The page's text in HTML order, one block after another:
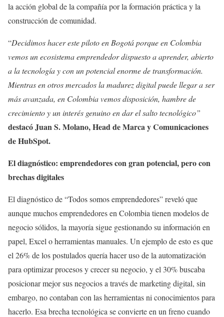
la acción global de la compañía por la formación práctica y la
construcción de comunidad.
“Decidimos hacer este piloto en Bogotá porque en Colombia
vemos un ecosistema emprendedor dispuesto a aprender, abierto
a la tecnología y con un potencial enorme de transformación.
Mientras en otros mercados la madurez digital puede llegar a ser
más avanzada, en Colombia vemos disposición, hambre de
crecimiento y un interés genuino en dar el salto tecnológico”
destacó Juan S. Molano, Head de Marca y Comunicaciones
de HubSpot.
El diagnóstico: emprendedores con gran potencial, pero con
brechas digitales
El diagnóstico de “Todos somos emprendedores” reveló que
aunque muchos emprendedores en Colombia tienen modelos de
negocio sólidos, la mayoría sigue gestionando su información en
papel, Excel o herramientas manuales. Un ejemplo de esto es que
el 26% de los postulados quería hacer uso de la automatización
para optimizar procesos y crecer su negocio, y el 30% buscaba
posicionar mejor sus negocios a través de marketing digital, sin
embargo, no contaban con las herramientas ni conocimientos para
hacerlo. Esa brecha tecnológica se convierte en un freno cuando